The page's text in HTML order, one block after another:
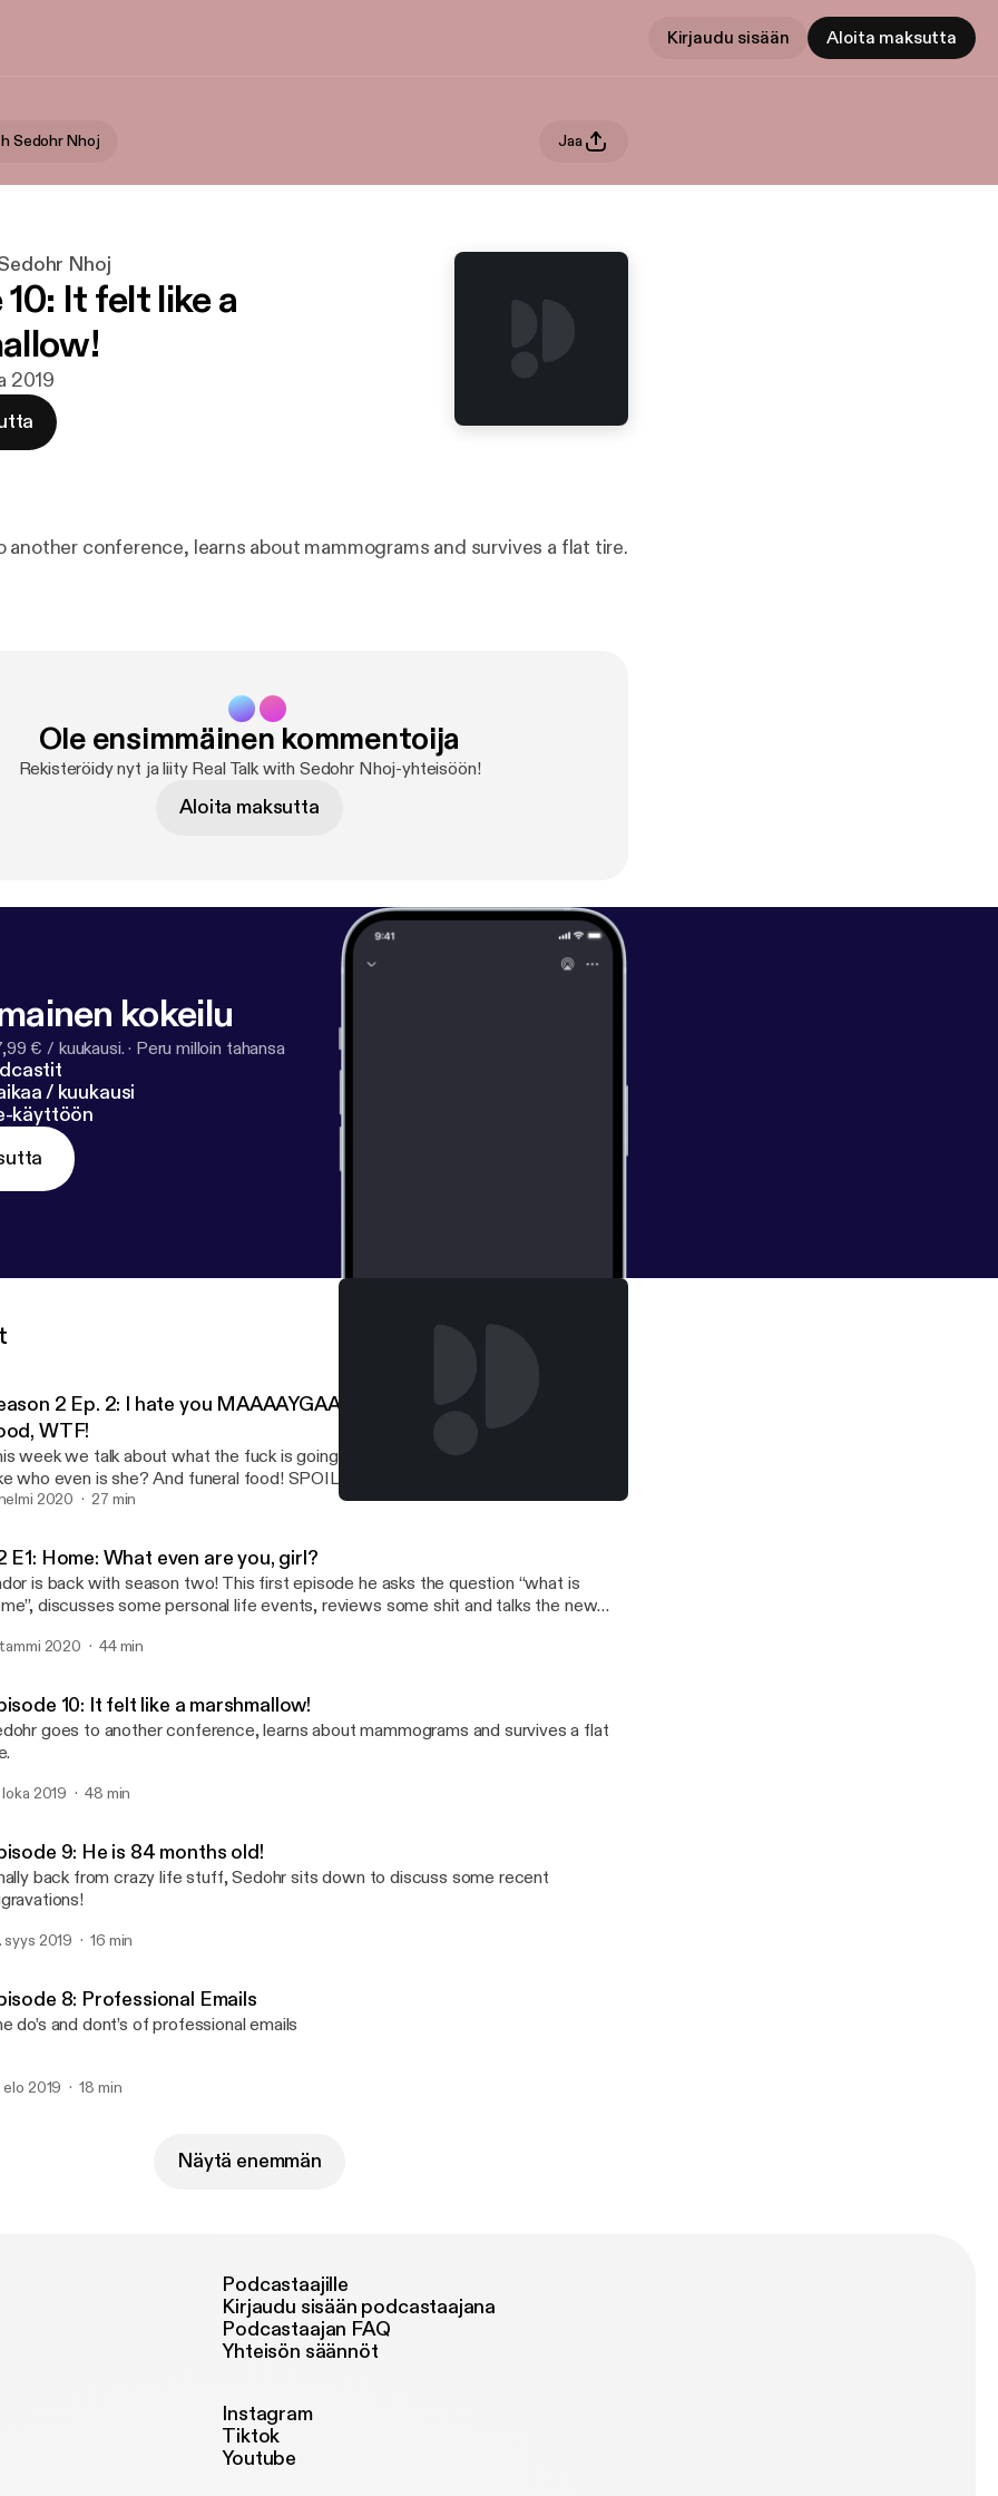
Kirjaudu sisään Aloita maksutta
Sedohr Nhoj Jaa
Nhoj
It felt like a
2019
another conference, learns about mammograms and survives a flat tire.
Ole ensimmäinen kommentoija
Rekisteröidy nyt ja liity Real Talk with Sedohr Nhoj-yhteisöön!
Aloita maksutta
kokeilu
€ / kuukausi. · Peru milloin tahansa
/ kuukausi
käyttöön
2 Ep. 2: I hate you MAAAAYGAAAAAHHHHN! And Funeral
WTF!
week we talk about what the fuck is going on with Maaaaaaygaaaaaahhhhhn!
who even is she? And funeral food! SPOILER ALERT: everyone wants French
No one wants fried ass stupid chicken!
2020 27 min
E1: Home: What even are you, girl?
is back with season two! This first episode he asks the question “what is
discusses some personal life events, reviews some shit and talks the new
tammi 2020 44 min
10: It felt like a marshmallow!
goes to another conference, learns about mammograms and survives a flat
loka 2019 48 min
9: He is 84 months old!
back from crazy life stuff, Sedohr sits down to discuss some recent
syys 2019 16 min
8: Professional Emails
do’s and dont’s of professional emails
elo 2019 18 min
Näytä enemmän
Podcastaajille
Kirjaudu sisään podcastaajana
Podcastaajan FAQ
Yhteisön säännöt
Instagram
Tiktok
Youtube